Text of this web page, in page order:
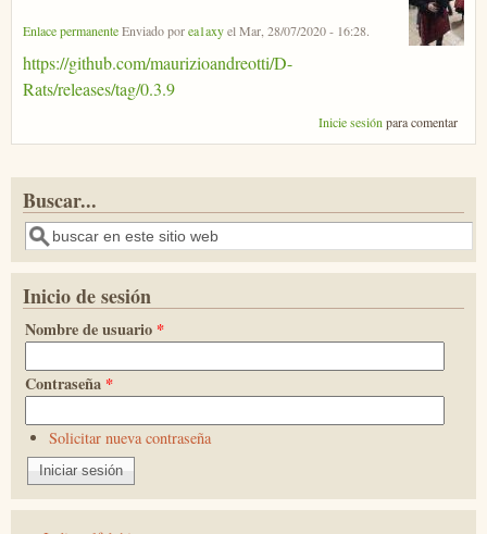
Enlace permanenteEnviado porea1axyelMar, 28/07/2020 - 16:28.
https://github.com/maurizioandreotti/D-
Rats/releases/tag/0.3.9
Inicie sesiónpara comentar
Buscar...
Buscar
Inicio de sesión
Nombre de usuario *
Contraseña *
Solicitar nueva contraseña